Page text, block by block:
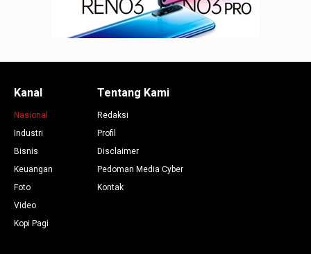
Kanal
Nasional
Industri
Bisnis
Keuangan
Foto
Video
Kopi Pagi
Tentang Kami
Redaksi
Profil
Disclaimer
Pedoman Media Cyber
Kontak